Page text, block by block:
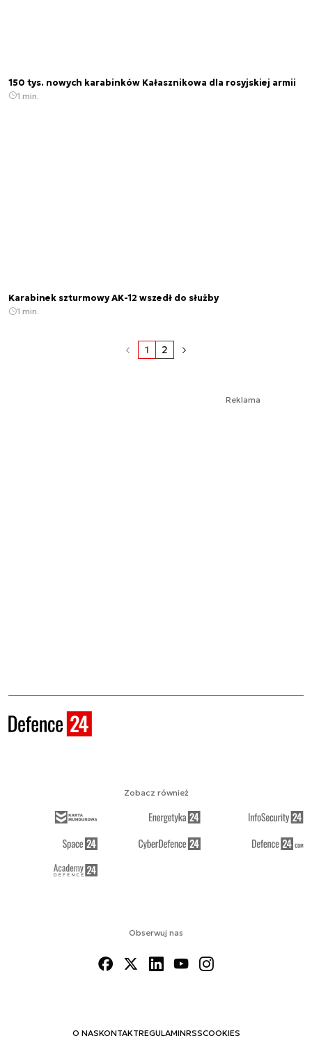
150 tys. nowych karabinków Kałasznikowa dla rosyjskiej armii
1 min.
Karabinek szturmowy AK-12 wszedł do służby
1 min.
1 2
Reklama
Obserwuj nas
O NASKONTAKTREGULAMINRSSCOOKIES
Zobacz również